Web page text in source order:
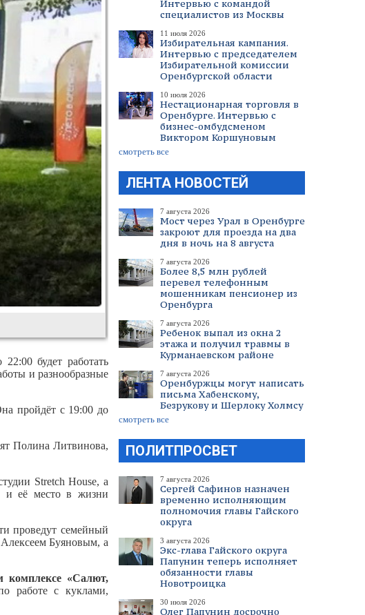
Интервью с командой
специалистов из Москвы
11 июля 2026
Избирательная кампания.
Интервью с председателем
Избирательной комиссии
Оренбургской области
10 июля 2026
Нестационарная торговля в
Оренбурге. Интервью с
бизнес-омбудсменом
Виктором Коршуновым
смотреть все
ЛЕНТА НОВОСТЕЙ
7 августа 2026
Мост через Урал в Оренбурге
закроют для проезда на два
дня в ночь на 8 августа
7 августа 2026
Более 8,5 млн рублей
перевел телефонным
мошенникам пенсионер из
Оренбурга
7 августа 2026
Ребенок выпал из окна 2
этажа и получил травмы в
Курманаевском районе
7 августа 2026
Оренбуржцы могут написать
письма Хабенскому,
Безрукову и Шерлоку Холмсу
смотреть все
ПОЛИТПРОСВЕТ
7 августа 2026
Сергей Сафинов назначен
временно исполняющим
полномочия главы Гайского
округа
3 августа 2026
Экс-глава Гайского округа
Папунин теперь исполняет
обязанности главы
Новотроицка
30 июля 2026
Олег Папунин досрочно
будет работать
и разнообразные
пройдёт с 19:00 до
Полина Литвинова,
Stretch House, а
и её место в жизни
проведут семейный
Буяновым, а
комплексе «Салют,
работе с куклами,